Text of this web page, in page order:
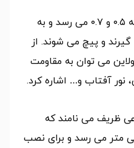
ضخامت ورق های شادولاین به ۰.۵ و ۰.۷ می رسد و به
و پیچ می شوند. از
می توان به مقاومت
نور آفتاب و… اشاره کرد.
ظریف می نامند که
آنها به ۰.۴ تا ۱.۵ میلی متر می رسد و برای نصب